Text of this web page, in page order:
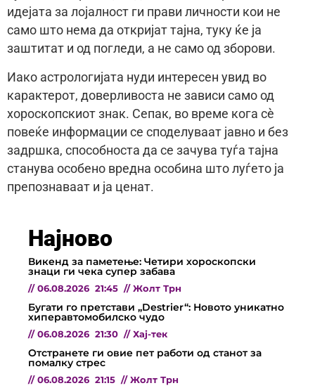
идејата за лојалност ги прави личности кои не
само што нема да откријат тајна, туку ќе ја
заштитат и од погледи, а не само од зборови.
Иако астрологијата нуди интересен увид во
карактерот, доверливоста не зависи само од
хороскопскиот знак. Сепак, во време кога сè
повеќе информации се споделуваат јавно и без
задршка, способноста да се зачува туѓа тајна
станува особено вредна особина што луѓето ја
препознаваат и ја ценат.
Најново
Викенд за паметење: Четири хороскопски
знаци ги чека супер забава
// 06.08.2026 21:45 // Жолт Трн
Бугати го претстави „Destrier“: Новото уникатно
хиперавтомобилско чудо
// 06.08.2026 21:30 // Хај-тек
Отстранете ги овие пет работи од станот за
помалку стрес
// 06.08.2026 21:15 // Жолт Трн